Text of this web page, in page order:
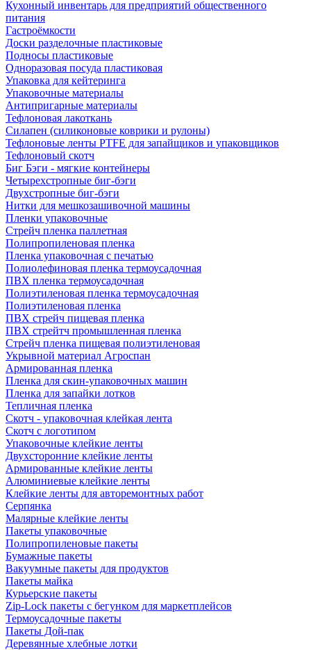
Кухонный инвентарь для предприятий общественного
питания
Гастроёмкости
Доски разделочные пластиковые
Подносы пластиковые
Одноразовая посуда пластиковая
Упаковка для кейтеринга
Упаковочные материалы
Антипригарные материалы
Тефлоновая лакоткань
Силапен (силиконовые коврики и рулоны)
Тефлоновые ленты PTFE для запайщиков и упаковщиков
Тефлоновый скотч
Биг Бэги - мягкие контейнеры
Четырехстропные биг-бэги
Двухстропные биг-бэги
Нитки для мешкозашивочной машины
Пленки упаковочные
Стрейч пленка паллетная
Полипропиленовая пленка
Пленка упаковочная с печатью
Полиолефиновая пленка термоусадочная
ПВХ пленка термоусадочная
Полиэтиленовая пленка термоусадочная
Полиэтиленовая пленка
ПВХ стрейч пищевая пленка
ПВХ стрейтч промышленная пленка
Стрейч пленка пищевая полиэтиленовая
Укрывной материал Агроспан
Армированная пленка
Пленка для скин-упаковочных машин
Пленка для запайки лотков
Тепличная пленка
Скотч - упаковочная клейкая лента
Скотч с логотипом
Упаковочные клейкие ленты
Двухсторонние клейкие ленты
Армированные клейкие ленты
Алюминиевые клейкие ленты
Клейкие ленты для авторемонтных работ
Серпянка
Малярные клейкие ленты
Пакеты упаковочные
Полипропиленовые пакеты
Бумажные пакеты
Вакуумные пакеты для продуктов
Пакеты майка
Курьерские пакеты
Zip-Lock пакеты с бегунком для маркетплейсов
Термоусадочные пакеты
Пакеты Дой-пак
Деревянные хлебные лотки